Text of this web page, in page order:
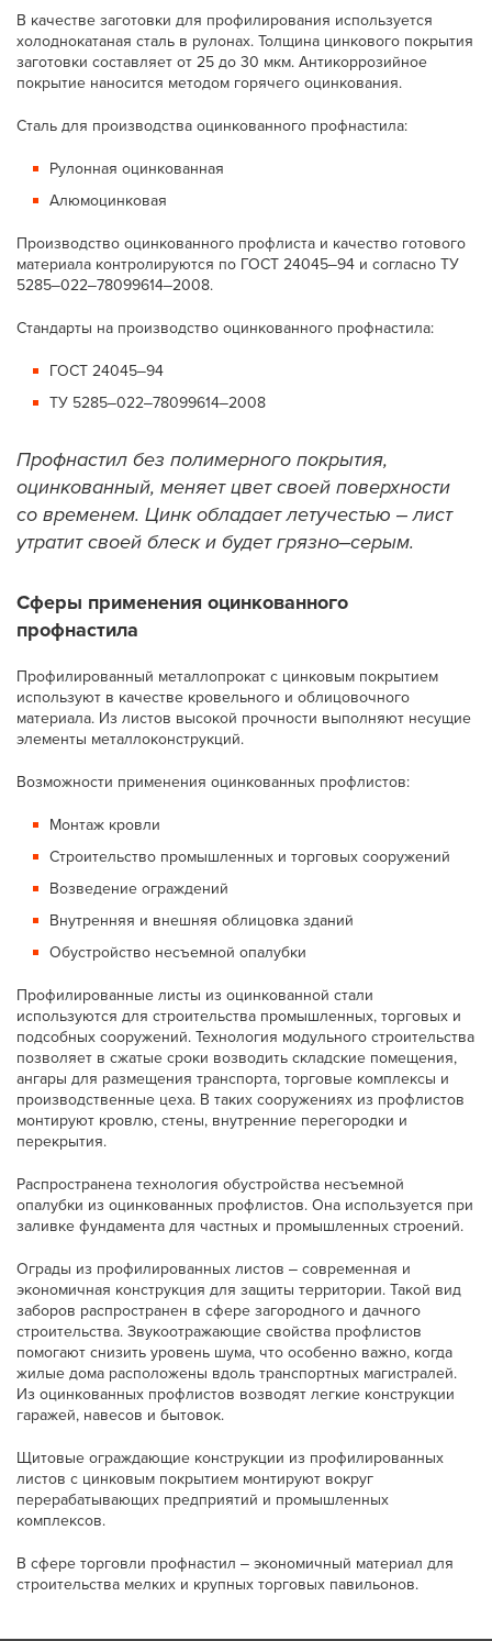
В качестве заготовки для профилирования используется
холоднокатаная сталь в рулонах. Толщина цинкового покрытия
заготовки составляет от 25 до 30 мкм. Антикоррозийное
покрытие наносится методом горячего оцинкования.
Сталь для производства оцинкованного профнастила:
Рулонная оцинкованная
Алюмоцинковая
Производство оцинкованного профлиста и качество готового
материала контролируются по ГОСТ 24045‒94 и согласно ТУ
5285‒022‒78099614‒2008.
Стандарты на производство оцинкованного профнастила:
ГОСТ 24045‒94
ТУ 5285‒022‒78099614‒2008
Профнастил без полимерного покрытия,
оцинкованный, меняет цвет своей поверхности
со временем. Цинк обладает летучестью ‒ лист
утратит своей блеск и будет грязно‒серым.
Сферы применения оцинкованного
профнастила
Профилированный металлопрокат с цинковым покрытием
используют в качестве кровельного и облицовочного
материала. Из листов высокой прочности выполняют несущие
элементы металлоконструкций.
Возможности применения оцинкованных профлистов:
Монтаж кровли
Строительство промышленных и торговых сооружений
Возведение ограждений
Внутренняя и внешняя облицовка зданий
Обустройство несъемной опалубки
Профилированные листы из оцинкованной стали
используются для строительства промышленных, торговых и
подсобных сооружений. Технология модульного строительства
позволяет в сжатые сроки возводить складские помещения,
ангары для размещения транспорта, торговые комплексы и
производственные цеха. В таких сооружениях из профлистов
монтируют кровлю, стены, внутренние перегородки и
перекрытия.
Распространена технология обустройства несъемной
опалубки из оцинкованных профлистов. Она используется при
заливке фундамента для частных и промышленных строений.
Ограды из профилированных листов ‒ современная и
экономичная конструкция для защиты территории. Такой вид
заборов распространен в сфере загородного и дачного
строительства. Звукоотражающие свойства профлистов
помогают снизить уровень шума, что особенно важно, когда
жилые дома расположены вдоль транспортных магистралей.
Из оцинкованных профлистов возводят легкие конструкции
гаражей, навесов и бытовок.
Щитовые ограждающие конструкции из профилированных
листов с цинковым покрытием монтируют вокруг
перерабатывающих предприятий и промышленных
комплексов.
В сфере торговли профнастил ‒ экономичный материал для
строительства мелких и крупных торговых павильонов.